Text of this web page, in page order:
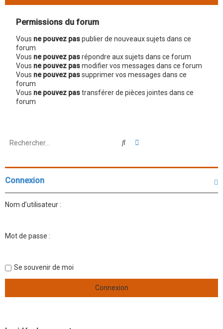
Permissions du forum
Vous ne pouvez paspublier de nouveaux sujets dans ce
forum
Vous ne pouvez pasrépondre aux sujets dans ce forum
Vous ne pouvez pasmodifier vos messages dans ce forum
Vous ne pouvez passupprimer vos messages dans ce
forum
Vous ne pouvez pastransférer de pièces jointes dans ce
forum
Rechercher
Connexion
Nom d’utilisateur :
Mot de passe :
Se souvenir de moi